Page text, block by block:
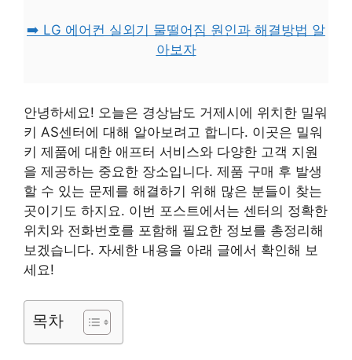
➡️ LG 에어컨 실외기 물떨어짐 원인과 해결방법 알
아보자
안녕하세요! 오늘은 경상남도 거제시에 위치한 밀워
키 AS센터에 대해 알아보려고 합니다. 이곳은 밀워
키 제품에 대한 애프터 서비스와 다양한 고객 지원
을 제공하는 중요한 장소입니다. 제품 구매 후 발생
할 수 있는 문제를 해결하기 위해 많은 분들이 찾는
곳이기도 하지요. 이번 포스트에서는 센터의 정확한
위치와 전화번호를 포함해 필요한 정보를 총정리해
보겠습니다. 자세한 내용을 아래 글에서 확인해 보
세요!
목차